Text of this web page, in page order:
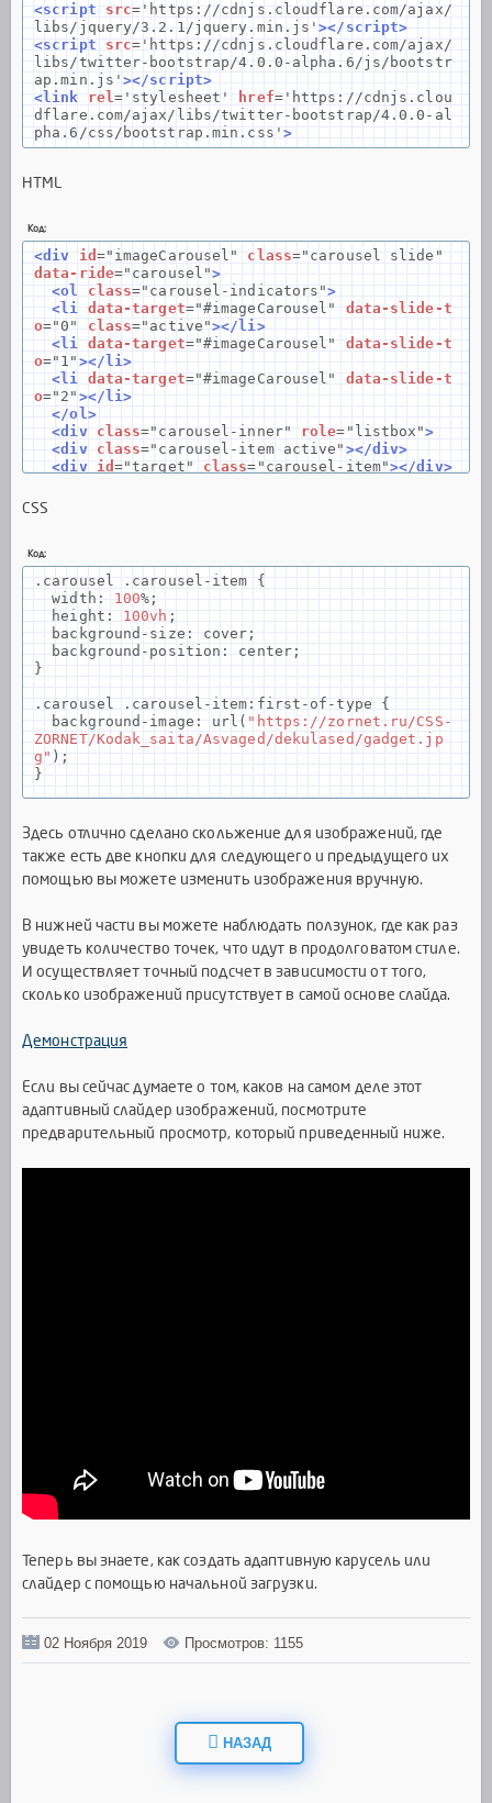
<script src= 'https://cdnjs.cloudflare.com/ajax/
libs/jquery/3.2.1/jquery.min.js'></script>
<script
src= 'https://cdnjs.cloudflare.com/ajax/
libs/twitter-bootstrap/4.0.0-alpha.6/js/bootstr
ap.min.js' ></script>
<link
rel= 'stylesheet' href='https://cdnjs.clou
dflare.com/ajax/libs/twitter-bootstrap/4.0.0-al
pha.6/css/bootstrap.min.css' >
HTML
Код:
<div id ="imageCarousel" class="carousel slide"
data-ride="carousel">
<ol
class="carousel-indicators">
<li data-target="#imageCarousel"
data-slide-t
o="0" class="active"></li>
<li data-target="#imageCarousel"
data-slide-t
o="1" ></li>
<li data-target="#imageCarousel"
data-slide-t
o="2" ></li>
</ol>
<div
class="carousel-inner" role= "listbox">
<div
class="carousel-item active" ></div>
<div
id ="target" class= "carousel-item"></div>
-hidden="true"></span>
<span
class = "sr-only"> Previous
</a>
<a
class ="carousel-control-next"
Carousel"
role= "button" data-slide
<span
class ="carousel-control-next-icon"
-hidden
class "sr-only" Next
</span>
</a>
</div>
CSS
Код:
. carousel . carousel - item {
width : 100%;
height : 100vh ;
background - size : cover ;
background - position : center;
}
. carousel . carousel - item : first - of -type {
background - image : url ( "https://zornet.ru/CSS-
ZORNET/Kodak_saita/Asvaged/dekulased/gadget.jp
g" );
}
background-image:url("https://zornet.ru/CSS-
ZORNET/Kodak_saita/Asvaged/dekulased/auto.jp
g");
}
carousel item
background-image: url("https://zornet.ru/CSS-
ZORNET/Kodak_saita/Asvaged/dekulased/design.jp
g");
next-icon{
}
Здесь отлично сделано скольжение для изображений, где
также есть две кнопки для следующего и предыдущего их
помощью вы можете изменить изображения вручную.
В нижней части вы можете наблюдать ползунок, где как раз
увидеть количество точек, что идут в продолговатом стиле.
И осуществляет точный подсчет в зависимости от того,
сколько изображений присутствует в самой основе слайда.
Демонстрация
Если вы сейчас думаете о том, каков на самом деле этот
адаптивный слайдер изображений, посмотрите
предварительный просмотр, который приведенный ниже.
Теперь вы знаете, как создать адаптивную карусель или
слайдер с помощью начальной загрузки.
02 Ноября 2019 Просмотров: 1155
НАЗАД